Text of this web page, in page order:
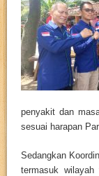
penyakit dan
sesuai harapan
Sedangkan
termasuk wilayah